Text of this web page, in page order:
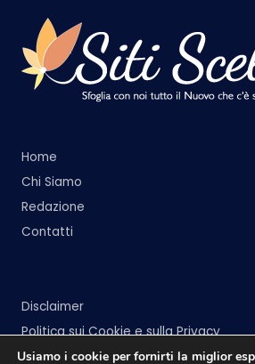
Home
Chi Siamo
Redazione
Contatti
Disclaimer
Politica sui Cookie e sulla Privacy
Usiamo i cookie per fornirti la miglior